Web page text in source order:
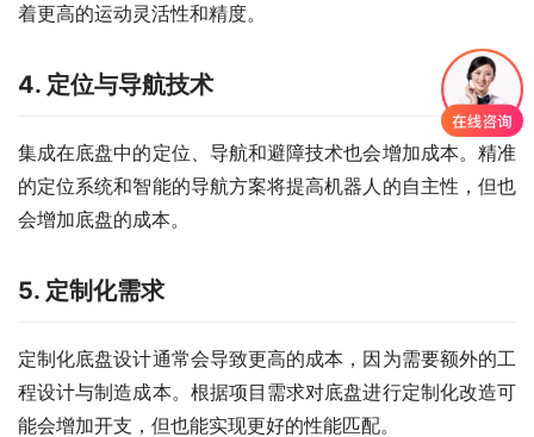
着更高的运动灵活性和精度。
4. 定位与导航技术
集成在底盘中的定位、导航和避障技术也会增加成本。精准
的定位系统和智能的导航方案将提高机器人的自主性，但也
会增加底盘的成本。
5. 定制化需求
定制化底盘设计通常会导致更高的成本，因为需要额外的工
程设计与制造成本。根据项目需求对底盘进行定制化改造可
能会增加开支，但也能实现更好的性能匹配。